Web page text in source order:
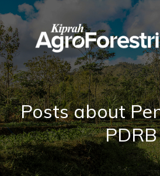
Posts about
PDRB